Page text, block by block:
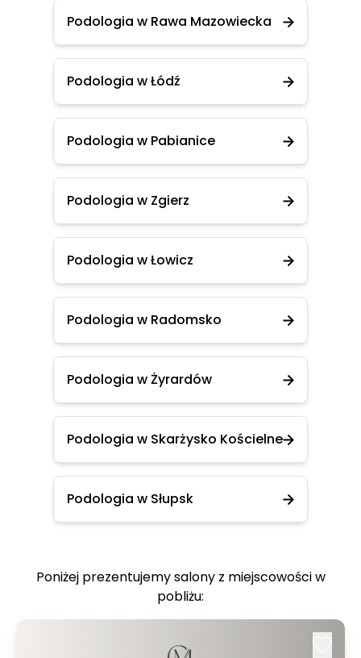
Podologia w Rawa Mazowiecka
Podologia w Łódź
Podologia w Pabianice
Podologia w Zgierz
Podologia w Łowicz
Podologia w Radomsko
Podologia w Żyrardów
Podologia w Skarżysko Kościelne
Podologia w Słupsk
Poniżej prezentujemy salony z miejscowości w
pobliżu: